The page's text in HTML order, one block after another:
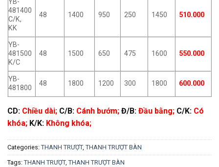
YB-
481400
C/K,
KK
48 1400 950 250 1450 510.000
YB-
481500
K/C
48 1500 650 475 1600 550.000
YB-
481800
48 1800 1200 300 1800 600.000
CD: Chiều dài; C/B: Cánh bướm; Đ/B: Đầu bằng; C/K: Có
khóa; K/K: Không khóa;
Categories: THANH TRƯỢT, THANH TRƯỢT BÀN
Tags: THANH TRƯỢT, THANH TRƯỢT BÀN